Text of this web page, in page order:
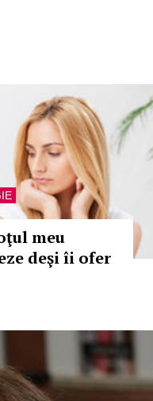
meu
deşi îi ofer